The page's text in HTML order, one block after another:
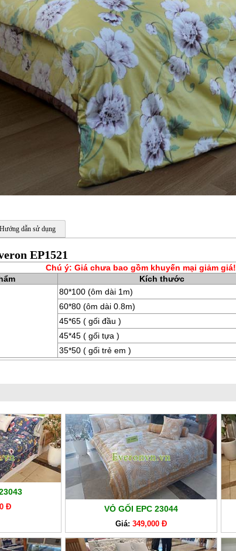
Hướng dẫn sử dụng
EP1521
Chú ý: Giá chưa bao gồm khuyến mại giảm giá!
Kích thước
80*100 (ôm dài 1m)
60*80 (ôm dài 0.8m)
45*65 ( gối đầu )
45*45 ( gối tựa )
35*50 ( gối trẻ em )
Đ VỎ GỐI EPC 23044
Giá: 349,000 Đ